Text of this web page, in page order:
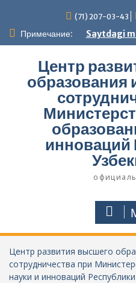
содержимому
(71) 207-03-43
Примечание: Saytdagi
Центр
образования
инноваций
Центр развития высшего
сотрудничества при
науки и инноваций